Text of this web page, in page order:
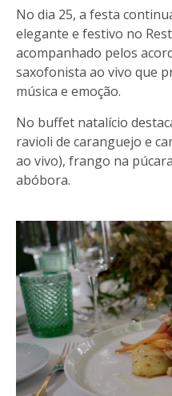
No dia 25, a festa
elegante e festivo no
acompanhado pelos
saxofonista ao vivo que
música e emoção.
No buffet natalício
ravioli de caranguejo e
ao vivo), frango na
abóbora.